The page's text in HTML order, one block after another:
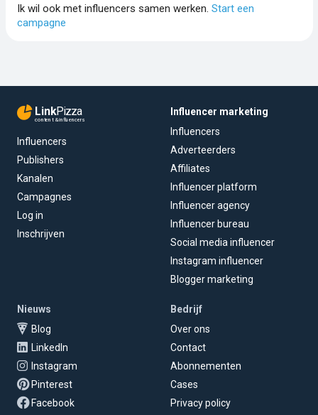
Ik wil ook met influencers samen werken. Start een
campagne
LinkPizza
content & influencers
Influencers
Publishers
Kanalen
Campagnes
Log in
Inschrijven
Influencer marketing
Influencers
Adverteerders
Affiliates
Influencer platform
Influencer agency
Influencer bureau
Social media influencer
Instagram influencer
Blogger marketing
Nieuws
Blog
LinkedIn
Instagram
Pinterest
Facebook
Bedrijf
Over ons
Contact
Abonnementen
Cases
Privacy policy